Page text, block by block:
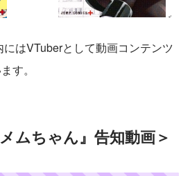
はVTuberとして動画コンテンツ
す。
ムちゃん』告知動画＞